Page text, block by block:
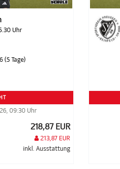
Uhr
(5 Tage)
09:30 Uhr
218,87 EUR
213,87 EUR
inkl. Ausstattung